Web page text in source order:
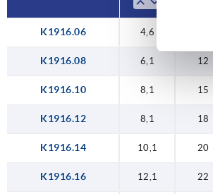
K1916.06 4,6
K1916.08 6,1 12
K1916.10 8,1 15
K1916.12 8,1 18
K1916.14 10,1 20
K1916.16 12,1 22